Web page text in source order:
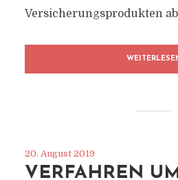
Versicherungsprodukten
20. August 2019
VERFAHREN